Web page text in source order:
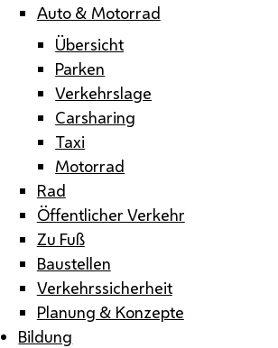
Auto & Motorrad
Übersicht
Parken
Verkehrslage
Carsharing
Taxi
Motorrad
Rad
Öffentlicher Verkehr
Zu Fuß
Baustellen
Verkehrssicherheit
Planung & Konzepte
Bildung